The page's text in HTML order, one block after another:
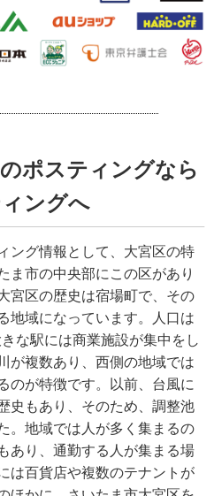
ポスティングなら
ングへ
ング情報として、大宮区の特
ま市の中央部にこの区があり
宮区の歴史は宿場町で、その
地域になっています。人口は
な駅には商業施設が集中をし
が複数あり、西側の地域では
のが特徴です。以前、台風に
史もあり、そのため、調整池
。地域では人が多く集まるの
あり、通勤する人が集まる場
は百貨店や複数のテナントが